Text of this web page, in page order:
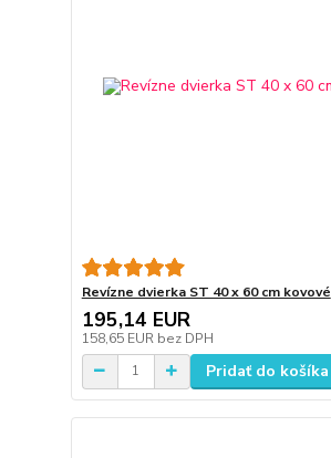
Revízne dvierka ST 40 x 60 cm kovové
195,14 EUR
158,65 EUR bez DPH
Pridať do košíka